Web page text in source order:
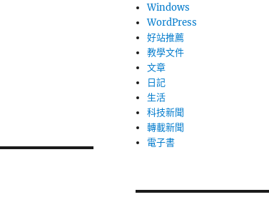
Windows
WordPress
好站推薦
教學文件
文章
日記
生活
科技新聞
轉載新聞
電子書